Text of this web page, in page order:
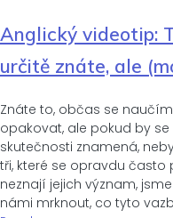
Anglický videotip:
určitě znáte, ale
Znáte to, občas se
opakovat, ale pokud by
skutečnosti znamená,
tři, které se opravdu často
neznají jejich význam,
námi mrknout, co tyto